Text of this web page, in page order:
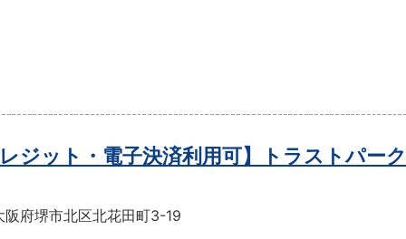
レジット・電子決済利用可】トラストパー
阪府堺市北区北花田町3-19